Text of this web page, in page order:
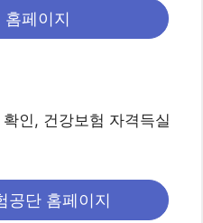
홈페이지
인, 건강보험 자격득실
공단 홈페이지